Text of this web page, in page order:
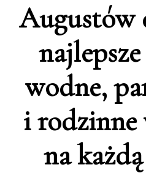
Augustów
wodne,
i rodzinne
na